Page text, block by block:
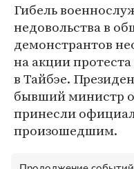
Гибель
недовольства в
демонстрантов
на акции
в Тайбэе.
бывший министр
принесли
произошедшим.